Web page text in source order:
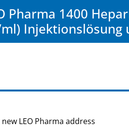
Pharma 1400
Injektionslösung
LEO Pharma address